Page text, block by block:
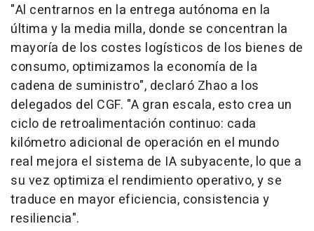
"Al centrarnos en la entrega autónoma en la
última y la media milla, donde se concentran la
mayoría de los costes logísticos de los bienes de
consumo, optimizamos la economía de la
cadena de suministro", declaró Zhao a los
delegados del CGF. "A gran escala, esto crea un
ciclo de retroalimentación continuo: cada
kilómetro adicional de operación en el mundo
real mejora el sistema de IA subyacente, lo que a
su vez optimiza el rendimiento operativo, y se
traduce en mayor eficiencia, consistencia y
resiliencia".